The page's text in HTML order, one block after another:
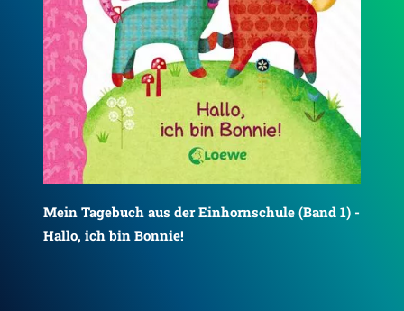
Mein Tagebuch aus der Einhornschule (Band 2) -
Das Drachenbaby